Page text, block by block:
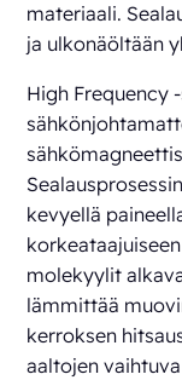
materiaali.
ja ulkonäöltään
High Frequency
kevyellä
molekyylit
lämmittää
kerroksen
aaltojen